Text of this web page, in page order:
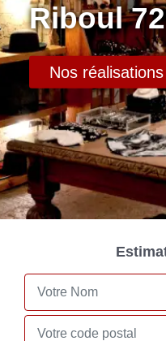
Riboul
Nos réalisations